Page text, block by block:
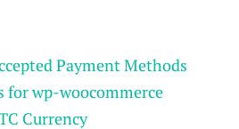
Payment Methods
for wp-woocommerce
Currency